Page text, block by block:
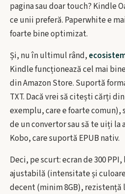
pagina sau doar touch? Kindle
ce unii preferă. Paperwhite e
foarte bine optimizat.
Și, nu în ultimul rând,
Kindle funcționează cel mai
din Amazon Store. Suportă
TXT. Dacă vrei să citești cărți
exemplu, care e foarte comun),
de un convertor sau să te uiți
Kobo, care suportă EPUB nativ.
Deci, pe scurt: ecran de 300
ajustabilă (intensitate și
decent (minim 8GB), rezistență